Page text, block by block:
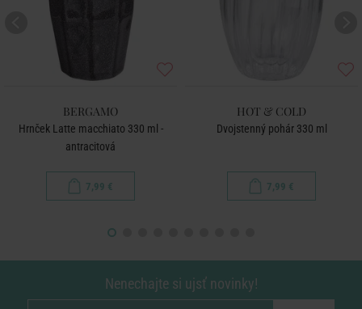
BERGAMO
Hrnček Latte macchiato 330 ml -
antracitová
7,99 €
HOT & COLD
Dvojstenný pohár 330 ml
7,99 €
Nenechajte si ujsť novinky!